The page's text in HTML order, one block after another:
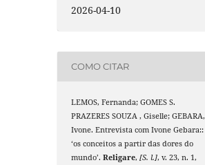
2026-04-10
COMO CITAR
LEMOS, Fernanda; GOMES S.
PRAZERES SOUZA , Giselle; GEBARA,
Ivone. Entrevista com Ivone Gebara::
‘os conceitos a partir das dores do
mundo’.Religare,[S. l.], v. 23, n. 1,